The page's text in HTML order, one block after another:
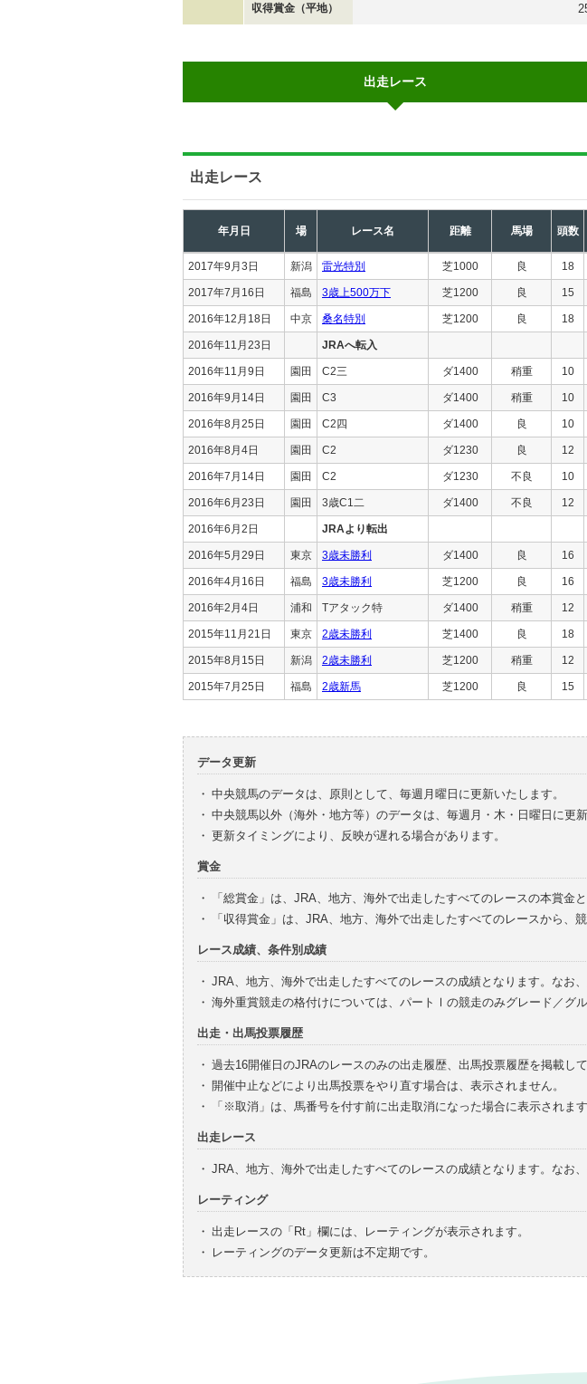
収得賞金（平地）
出走レース
出走レース
年月日 場 レース名 距離 馬場 頭数
2017年9月3日 新潟 雷光特別 芝1000 良 18
2017年7月16日 福島 3歳上500万下 芝1200 良 15
2016年12月18日 中京 桑名特別 芝1200 良 18
2016年11月23日 JRAへ転入
2016年11月9日 園田 C2三 ダ1400 稍重 10
2016年9月14日 園田 C3 ダ1400 稍重 10
2016年8月25日 園田 C2四 ダ1400 良 10
2016年8月4日 園田 C2 ダ1230 良 12
2016年7月14日 園田 C2 ダ1230 不良 10
2016年6月23日 園田 3歳C1二 ダ1400 不良 12
2016年6月2日 JRAより転出
2016年5月29日 東京 3歳未勝利 ダ1400 良 16
2016年4月16日 福島 3歳未勝利 芝1200 良 16
2016年2月4日 浦和 Tアタック特 ダ1400 稍重 12
2015年11月21日 東京 2歳未勝利 芝1400 良 18
2015年8月15日 新潟 2歳未勝利 芝1200 稍重 12
2015年7月25日 福島 2歳新馬 芝1200 良 15
データ更新
・ 中央競馬のデータは、原則として、毎週月曜日に更新いたします。
・ 中央競馬以外（海外・地方等）のデータは、毎週月・木・日曜日に更新
・ 更新タイミングにより、反映が遅れる場合があります。
賞金
・
「総賞金」は、JRA、地方、海外で出走したすべてのレースの本賞金
・
「収得賞金」は、JRA、地方、海外で出走したすべてのレースから、
レース成績、条件別成績
・ JRA、地方、海外で出走したすべてのレースの成績となります。なお
・ 海外重賞競走の格付けについては、パートⅠの競走のみグレード／グル
出走・出馬投票履歴
・ 過去16開催日のJRAのレースのみの出走履歴、出馬投票履歴を掲載して
・ 開催中止などにより出馬投票をやり直す場合は、表示されません。
・
「※取消」は、馬番号を付す前に出走取消になった場合に表示されます
出走レース
・ JRA、地方、海外で出走したすべてのレースの成績となります。なお
レーティング
・ 出走レースの「Rt」欄には、レーティングが表示されます。
・
レーティングのデータ更新は不定期です。